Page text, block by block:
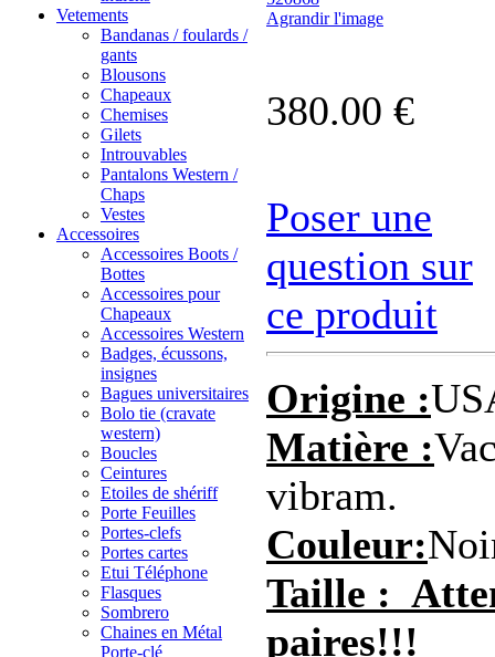
Vetements
Bandanas / foulards /
gants
Blousons
Chapeaux
Chemises
Gilets
Introuvables
Pantalons Western /
Chaps
Vestes
Accessoires
Accessoires Boots /
Bottes
Accessoires pour
Chapeaux
Accessoires Western
Badges, écussons,
insignes
Bagues universitaires
Bolo tie (cravate
western)
Boucles
Ceintures
Etoiles de shériff
Porte Feuilles
Portes-clefs
Portes cartes
Etui Téléphone
Flasques
Sombrero
Chaines en Métal
Porte-clé
Agrandir l'image
380.00 €
Poser une
question sur
ce produit
Origine :
Matière :
vibram.
Couleur:
Taille :
paires!!!